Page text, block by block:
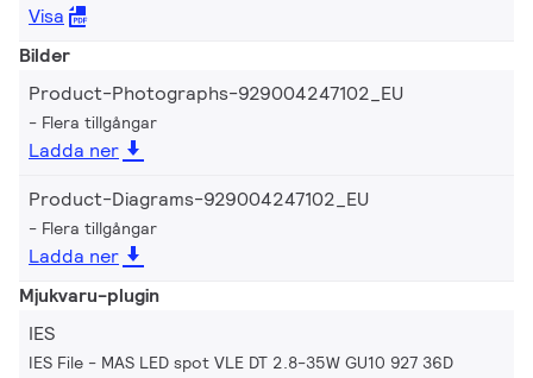
Visa
Bilder
Product-Photographs-929004247102_EU
Flera tillgångar
Ladda ner
Product-Diagrams-929004247102_EU
Flera tillgångar
Ladda ner
Mjukvaru-plugin
IES
IES File - MAS LED spot VLE DT 2.8-35W GU10 927 36D